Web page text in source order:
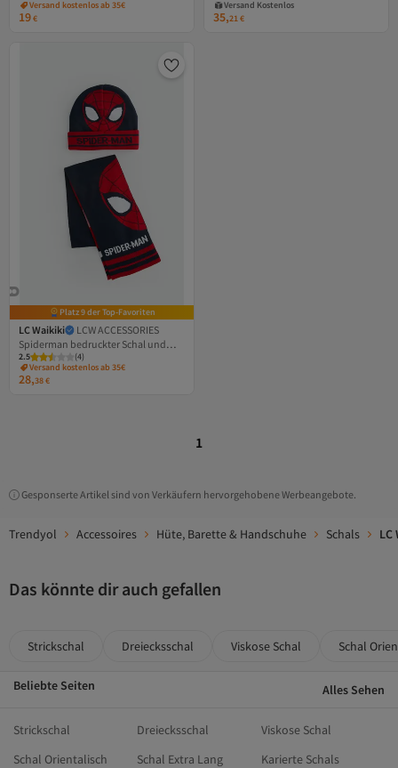
Versand kostenlos ab 35€
19€
Versand Kostenlos
35,21€
Platz 9 der Top-Favoriten
LC Waikiki
LCW ACCESSORIES
Spiderman bedruckter Schal und
Mütze für Jungen
2.5 (4)
Versand kostenlos ab 35€
28,38€
1
Gesponserte Artikel sind von Verkäufern hervorgehobene Werbeangebote.
Trendyol Accessoires Hüte, Barette & Handschuhe Schals LC
Das könnte dir auch gefallen
Strickschal Dreiecksschal Viskose Schal Schal
Beliebte Seiten Alles Sehen
Strickschal Dreiecksschal
Viskose Schal
Schal Orientalisch
Schal Extra Lang
Karierte Schals